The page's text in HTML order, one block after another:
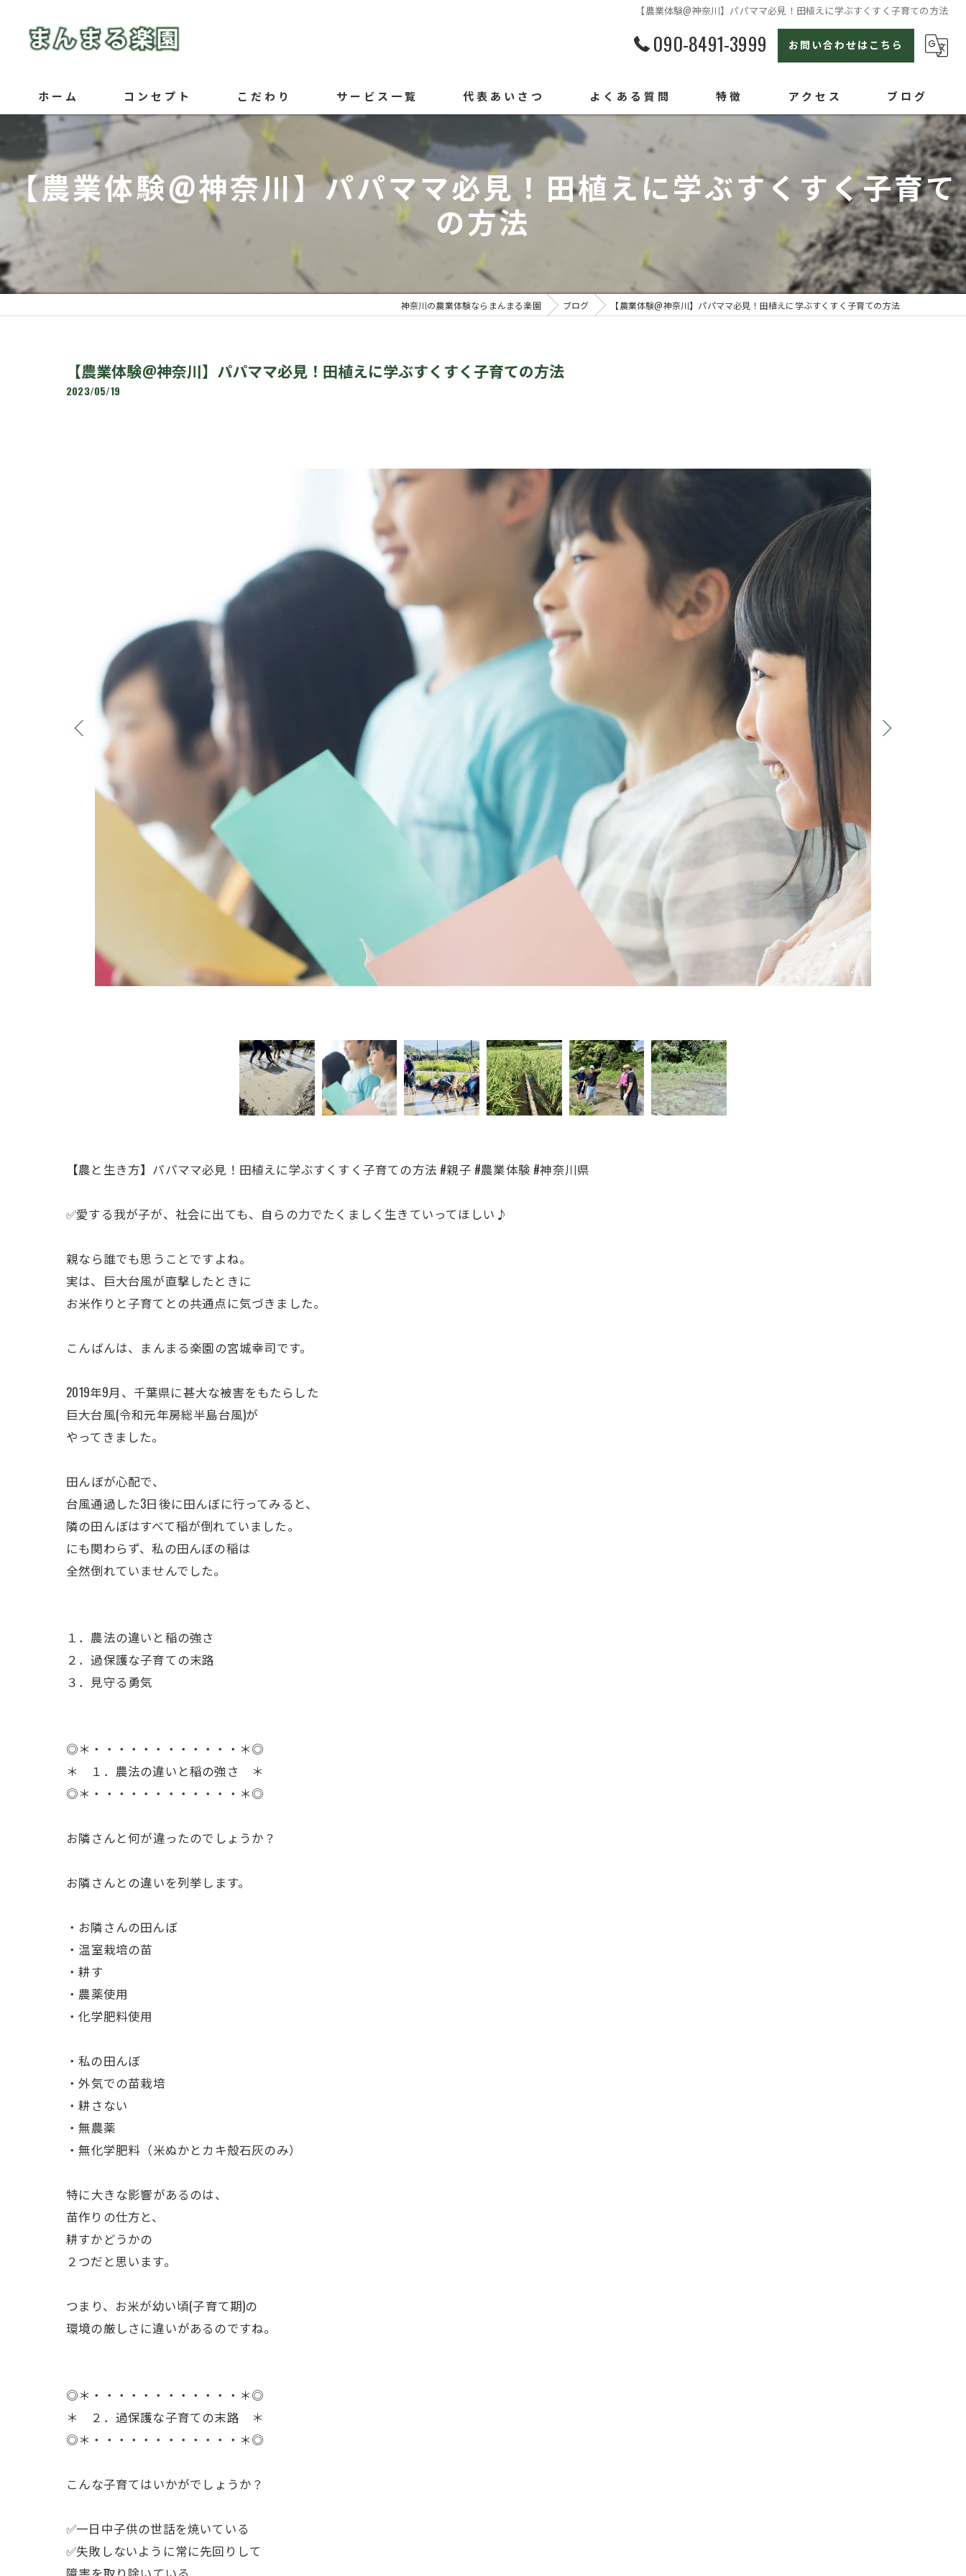
【農業体験@神奈川】パパママ必見！田植えに学ぶすくすく子育ての方法
090-8491-3999 お問い合わせはこちら
ホーム コンセプト こだわり サービス一覧 代表あいさつ よくある質問 特徴
親子
セカンドライフ
ライフスタイル
オンラインセミナー
アクセス ブログ
【農業体験@神奈川】パパママ必見！田植えに学ぶすくすく子育て
の方法
神奈川の農業体験ならまんまる楽園 ブログ 【農業体験@神奈川】パパママ必見！田植えに学ぶすくすく子育ての方法
【農業体験@神奈川】パパママ必見！田植えに学ぶすくすく子育ての方法
2023/05/19
【農と生き方】パパママ必見！田植えに学ぶすくすく子育ての方法 #親子 #農業体験 #神奈川県
✅愛する我が子が、社会に出ても、自らの力でたくましく生きていってほしい♪
ㅤ親なら誰でも思うことですよね。
実は、巨大台風が直撃したときに
お米作りと子育てとの共通点に気づきました。
ㅤこんばんは、まんまる楽園の宮城幸司です。
ㅤ2019年9月、千葉県に甚大な被害をもたらした
巨大台風(令和元年房総半島台風)が
やってきました。
ㅤ田んぼが心配で、
台風通過した3日後に田んぼに行ってみると、
隣の田んぼはすべて稲が倒れていました。
にも関わらず、私の田んぼの稲は
全然倒れていませんでした。
１．農法の違いと稲の強さ
２．過保護な子育ての末路
３．見守る勇気
◎＊・・・・・・・・・・・・＊◎
＊ １．農法の違いと稲の強さ ＊
◎＊・・・・・・・・・・・・＊◎
ㅤお隣さんと何が違ったのでしょうか？
ㅤお隣さんとの違いを列挙します。
・お隣さんの田んぼ
ㅤ・温室栽培の苗
ㅤ・耕す
ㅤ・農薬使用
ㅤ・化学肥料使用
・私の田んぼ
ㅤ・外気での苗栽培
ㅤ・耕さない
ㅤ・無農薬
ㅤ・無化学肥料（米ぬかとカキ殻石灰のみ）
ㅤ特に大きな影響があるのは、
苗作りの仕方と、
耕すかどうかの
２つだと思います。
ㅤつまり、お米が幼い頃(子育て期)の
環境の厳しさに違いがあるのですね。
◎＊・・・・・・・・・・・・＊◎
＊ ２．過保護な子育ての末路 ＊
◎＊・・・・・・・・・・・・＊◎
ㅤこんな子育てはいかがでしょうか？
✅一日中子供の世話を焼いている
✅失敗しないように常に先回りして